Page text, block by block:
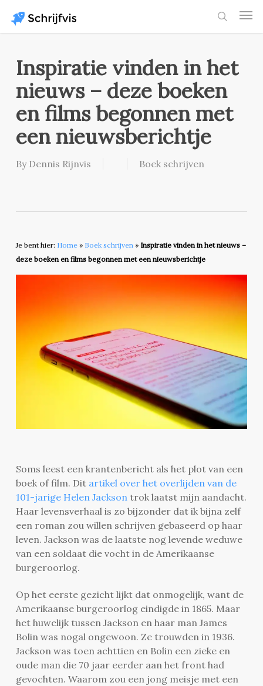
main
Inspiratie vinden in het
nieuws – deze boeken
en films begonnen met
een nieuwsberichtje
By Dennis Rijnvis Boek schrijven
Je bent hier: Home» Boek schrijven» Inspiratie vinden in het nieuws –
deze boeken en films begonnen met een nieuwsberichtje
Soms leest een krantenbericht als het plot van een
boek of film. Dit artikel over het overlijden van de
101-jarige Helen Jackson trok laatst mijn aandacht.
Haar levensverhaal is zo bijzonder dat ik bijna zelf
een roman zou willen schrijven gebaseerd op haar
leven. Jackson was de laatste nog levende weduwe
van een soldaat die vocht in de Amerikaanse
burgeroorlog.
Op het eerste gezicht lijkt dat onmogelijk, want de
Amerikaanse burgeroorlog eindigde in 1865. Maar
het huwelijk tussen Jackson en haar man James
Bolin was nogal ongewoon. Ze trouwden in 1936.
Jackson was toen achttien en Bolin een zieke en
oude man die 70 jaar eerder aan het front had
gevochten. Waarom zou een jong meisje met een